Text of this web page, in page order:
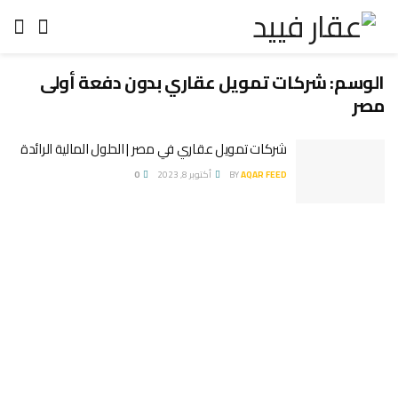
الوسم:شركات تمويل عقاري بدون دفعة أولى
مصر
شركات تمويل عقاري في مصر | الحلول المالية الرائدة
BYAQAR FEED أكتوبر 8, 2023